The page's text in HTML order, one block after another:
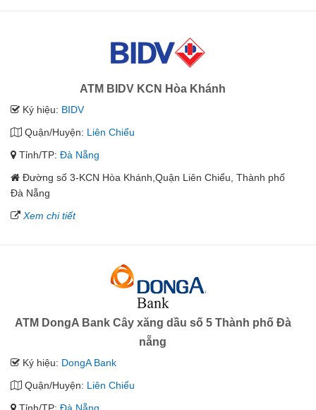
ATM BIDV KCN Hòa Khánh
Ký hiệu: BIDV
Quận/Huyện: Liên Chiểu
Tỉnh/TP: Đà Nẵng
Đường số 3-KCN Hòa Khánh,Quận Liên Chiểu, Thành phố
Đà Nẵng
Xem chi tiết
ATM DongA Bank Cây xăng dầu số 5 Thành phố Đà
nẵng
Ký hiệu: DongA Bank
Quận/Huyện: Liên Chiểu